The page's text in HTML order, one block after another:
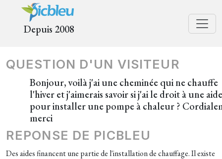
Depuis 2008
QUESTION D'UN VISITEUR
Bonjour, voilà j'ai une cheminée qui ne chauffe
l'hiver et j'aimerais savoir si j'ai le droit à une aide
pour installer une pompe à chaleur ?
merci
REPONSE DE PICBLEU
Des aides financent une partie de l'installation de chauffage. Il existe